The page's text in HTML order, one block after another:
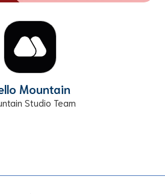
Mountain
Studio Team